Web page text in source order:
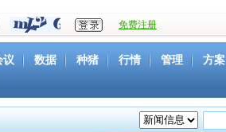
免费注册
议 数据 种猪 行情 管理 方案
载 育种 营养 环境 猪病 视频